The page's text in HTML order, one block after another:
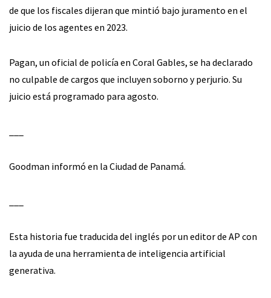
de que los fiscales dijeran que mintió bajo juramento en el
juicio de los agentes en 2023.
Pagan, un oficial de policía en Coral Gables, se ha declarado
no culpable de cargos que incluyen soborno y perjurio. Su
juicio está programado para agosto.
Goodman informó en la Ciudad de Panamá.
Esta historia fue traducida del inglés por un editor de AP con
la ayuda de una herramienta de inteligencia artificial
generativa.